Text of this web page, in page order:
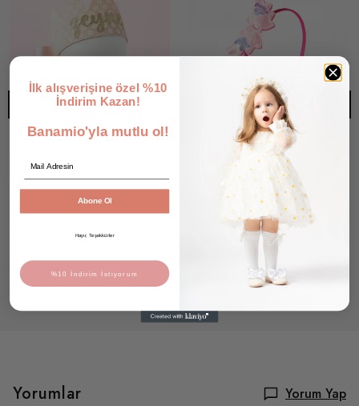
₺ 199.90
3 Renk 1 Beden
Yorumlar Yorum Yap
İlk alışverişine özel %10
İndirim Kazan!
Banamio'yla mutlu ol!
Abone Ol
Hayır, Teşekkürler
%10 İndirim İstiyorum